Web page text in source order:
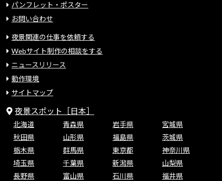
パンフレット・ポスター
お問い合わせ
夜景関連の仕事を依頼する
Webサイト制作の相談をする
ニュースリリース
動作環境
サイトマップ
夜景スポット［日本］
北海道 青森県 岩手県
宮城県
秋田県
山形県 福島県
茨城県
栃木県
群馬県 東京都
神奈川県
埼玉県
千葉県 新潟県
山梨県
長野県
富山県 石川県
福井県